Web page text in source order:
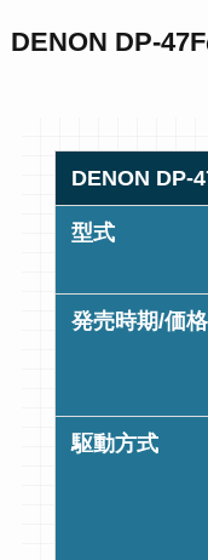
DENON DP-
DENON DP-
型式
発売時期/価格
駆動方式